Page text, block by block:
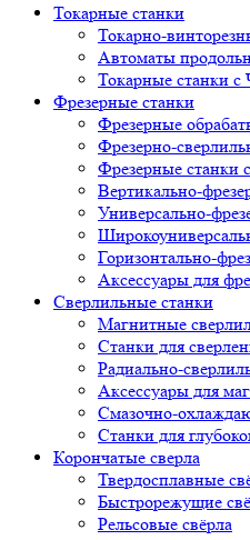
Токарные станки
Токарно-
Автоматы
Токарные станки
Фрезерные станки
Фрезерные
Фрезерно-
Фрезерные станки
Вертикально-
Универсально-
Горизонтально-
Аксессуары для
Сверлильные станки
Магнитные
Станки для
Радиально-
Аксессуары для
Смазочно-
Станки для
Корончатые сверла
Твердосплавные
Быстрорежущие
Рельсовые свёрла